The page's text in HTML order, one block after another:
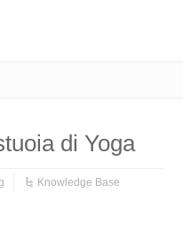
di Yoga
Knowledge Base